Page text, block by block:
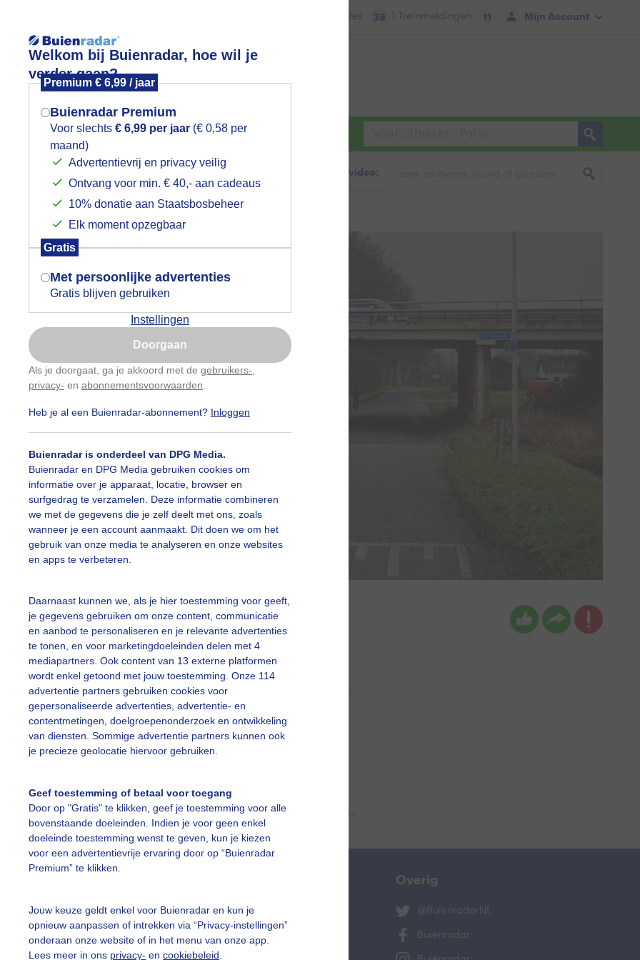
Welkom bij Buienradar, hoe wil je
verder gaan?
Premium € 6,99 / jaar
Buienradar Premium
Voor slechts € 6,99 per jaar (€ 0,58 per
maand)
Advertentievrij en privacy veilig
Ontvang voor min. € 40,- aan cadeaus
10% donatie aan Staatsbosbeheer
Elk moment opzegbaar
Gratis
Met persoonlijke advertenties
Gratis blijven gebruiken
Instellingen
Doorgaan
Als je doorgaat, ga je akkoord met de gebruikers-
privacy- en abonnementsvoorwaarden
Heb je al een Buienradar-abonnement? Inloggen
Buienradar is onderdeel van DPG Media.
Buienradar en DPG Media gebruiken cookies om
informatie over je apparaat, locatie, browser en
surfgedrag te verzamelen. Deze informatie combineren
we met de gegevens die je zelf deelt met ons, zoals
wanneer je een account aanmaakt. Dit doen we om het
gebruik van onze media te analyseren en onze websites
en apps te verbeteren.
Daarnaast kunnen we, als je hier toestemming voor geeft,
je gegevens gebruiken om onze content, communicatie
en aanbod te personaliseren en je relevante advertenties
te tonen, en voor marketingdoeleinden delen met 4
mediapartners. Ook content van 13 externe platformen
wordt enkel getoond met jouw toestemming. Onze 114
advertentie partners gebruiken cookies voor
gepersonaliseerde advertenties, advertentie- en
contentmetingen, doelgroepenonderzoek en ontwikkeling
van diensten. Sommige advertentie partners kunnen ook
je precieze geolocatie hiervoor gebruiken.
Geef toestemming of betaal voor toegang
Door op "Gratis" te klikken, geef je toestemming voor alle
bovenstaande doeleinden. Indien je voor geen enkel
doeleinde toestemming wenst te geven, kun je kiezen
voor een advertentievrije ervaring door op “Buienradar
Premium” te klikken.
Jouw keuze geldt enkel voor Buienradar en kun je
opnieuw aanpassen of intrekken via “Privacy-instellingen”
onderaan onze website of in het menu van onze app.
Lees meer in ons privacy- en cookiebeleid
Mijn Account
Files 38 | Treinmeldingen 11
Foto en video Weerzine
Zoeken in foto & video:
Toon Boons Gemaakt: 29-01-2026, 44x bekeken
Koud Dikkejas
slideshow
Een moment geduld aub...
vragen
De Bilt
Overig
@BuienradarNL
Buienradar
Mogen we je locatie gebruiken voor
het weer?
Indien je hier nog geen akkoord op hebt
gegeven, verschijnt er zo een pop-up uit
je browser waarin deze toestemming
gevraagd wordt.
Is goed, toon de popup
Nu niet, misschien later
Gebruik je Safari en wil je niet elke dag deze pop-up
Klikhierom dit aan te passen